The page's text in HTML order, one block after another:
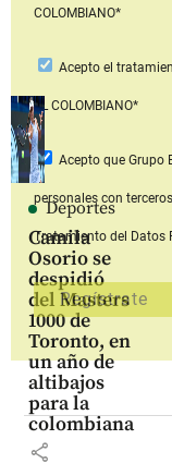
Deportes
Camila
Osorio se
despidió
del Masters
1000 de
Toronto, en
un año de
altibajos
para la
colombiana
share
COLOMBIANO*
Acepto el
EL COLOMBIANO*
Acepto que Grupo
personales con
Tratamiento del Datos